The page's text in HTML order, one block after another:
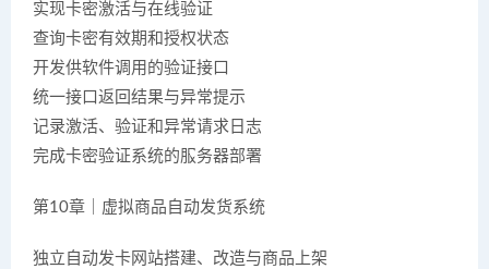
实现卡密激活与在线验证
查询卡密有效期和授权状态
开发供软件调用的验证接口
统一接口返回结果与异常提示
记录激活、验证和异常请求日志
完成卡密验证系统的服务器部署
第10章｜虚拟商品自动发货系统
独立自动发卡网站搭建、改造与商品上架